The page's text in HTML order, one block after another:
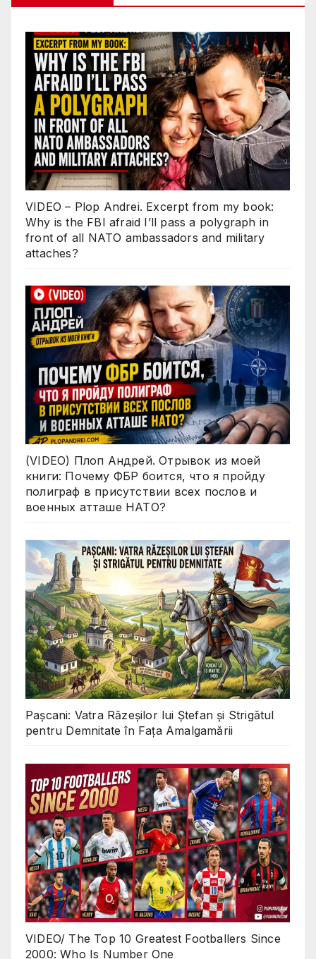
VIDEO – Plop Andrei. Excerpt from my book:
Why is the FBI afraid I’ll pass a polygraph in
front of all NATO ambassadors and military
attaches?
(VIDEO) Плоп Андрей. Отрывок из моей
книги: Почему ФБР боится, что я пройду
полиграф в присутствии всех послов и
военных атташе НАТО?
Pașcani: Vatra Răzeșilor lui Ștefan și Strigătul
pentru Demnitate în Fața Amalgamării
VIDEO/ The Top 10 Greatest Footballers Since
2000: Who Is Number One